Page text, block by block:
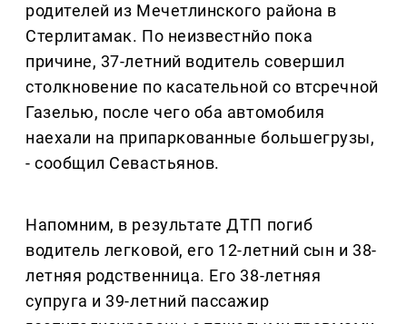
родителей из Мечетлинского района в
Стерлитамак. По неизвестнйо пока
причине, 37-летний водитель совершил
столкновение по касательной со втсречной
Газелью, после чего оба автомобиля
наехали на припаркованные большегрузы,
- сообщил Севастьянов.
Напомним, в результате ДТП погиб
водитель легковой, его 12-летний сын и 38-
летняя родственница. Его 38-летняя
супруга и 39-летний пассажир